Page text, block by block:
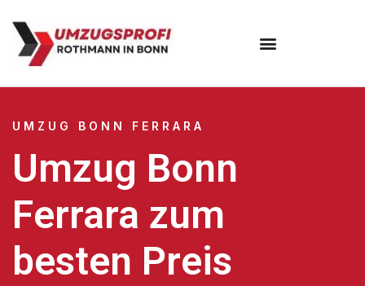
UMZUG BONN FERRARA
Umzug Bonn
Ferrara zum
besten Preis